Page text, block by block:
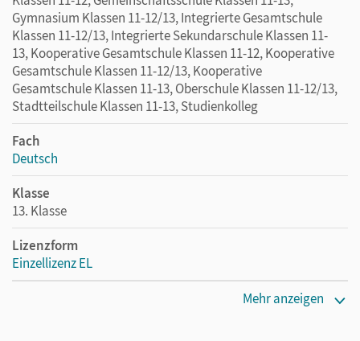
Gymnasium Klassen 11-12/13, Integrierte Gesamtschule
Klassen 11-12/13, Integrierte Sekundarschule Klassen 11-
13, Kooperative Gesamtschule Klassen 11-12, Kooperative
Gesamtschule Klassen 11-12/13, Kooperative
Gesamtschule Klassen 11-13, Oberschule Klassen 11-12/13,
Stadtteilschule Klassen 11-13, Studienkolleg
Fach
Deutsch
Klasse
13. Klasse
Lizenzform
Einzellizenz EL
Mehr anzeigen